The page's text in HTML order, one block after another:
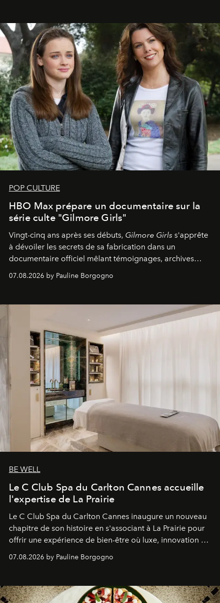
POP CULTURE
HBO Max prépare un documentaire sur la
série culte "Gilmore Girls"
Vingt-cinq ans après ses débuts, Gilmore Girls s'apprête
à dévoiler les secrets de sa fabrication dans un
documentaire officiel mêlant témoignages, archives
générationnel.
07.08.2026 by Pauline Borgogno
BE WELL
Le C Club Spa du Carlton Cannes accueille
l'expertise de La Prairie
Le C Club Spa du Carlton Cannes inaugure un nouveau
chapitre de son histoire en s'associant à La Prairie pour
offrir une expérience de bien-être où luxe, innovation et
07.08.2026 by Pauline Borgogno